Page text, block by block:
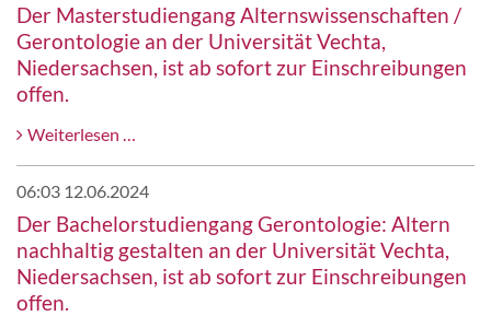
Der Masterstudiengang Alternswissenschaften /
Gerontologie an der Universität Vechta,
Niedersachsen, ist ab sofort zur Einschreibungen
offen.
Weiterlesen …
Masterstudiengang
Alternswissenschaften
/
Gerontologie
an
06:03 12.06.2024
Der Bachelorstudiengang Gerontologie: Altern
nachhaltig gestalten an der Universität Vechta,
Niedersachsen, ist ab sofort zur Einschreibungen
offen.